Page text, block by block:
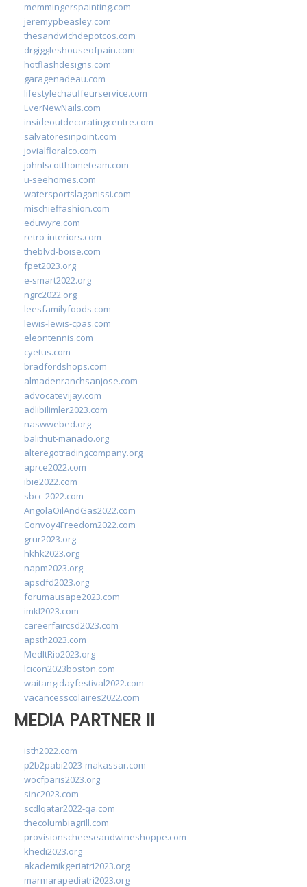
memmingerspainting.com
jeremypbeasley.com
thesandwichdepotcos.com
drgiggleshouseofpain.com
hotflashdesigns.com
garagenadeau.com
lifestylechauffeurservice.com
EverNewNails.com
insideoutdecoratingcentre.com
salvatoresinpoint.com
jovialfloralco.com
johnlscotthometeam.com
u-seehomes.com
watersportslagonissi.com
mischieffashion.com
eduwyre.com
retro-interiors.com
theblvd-boise.com
fpet2023.org
e-smart2022.org
ngrc2022.org
leesfamilyfoods.com
lewis-lewis-cpas.com
eleontennis.com
cyetus.com
bradfordshops.com
almadenranchsanjose.com
advocatevijay.com
adlibilimler2023.com
naswwebed.org
balithut-manado.org
alteregotradingcompany.org
aprce2022.com
ibie2022.com
sbcc-2022.com
AngolaOilAndGas2022.com
Convoy4Freedom2022.com
grur2023.org
hkhk2023.org
napm2023.org
apsdfd2023.org
forumausape2023.com
imkl2023.com
careerfaircsd2023.com
apsth2023.com
MedItRio2023.org
lcicon2023boston.com
waitangidayfestival2022.com
vacancesscolaires2022.com
MEDIA PARTNER II
isth2022.com
p2b2pabi2023-makassar.com
wocfparis2023.org
sinc2023.com
scdlqatar2022-qa.com
thecolumbiagrill.com
provisionscheeseandwineshoppe.com
khedi2023.org
akademikgeriatri2023.org
marmarapediatri2023.org